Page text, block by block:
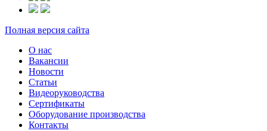
Полная версия сайта
О нас
Вакансии
Новости
Статьи
Видеоруководства
Сертификаты
Оборудование производства
Контакты